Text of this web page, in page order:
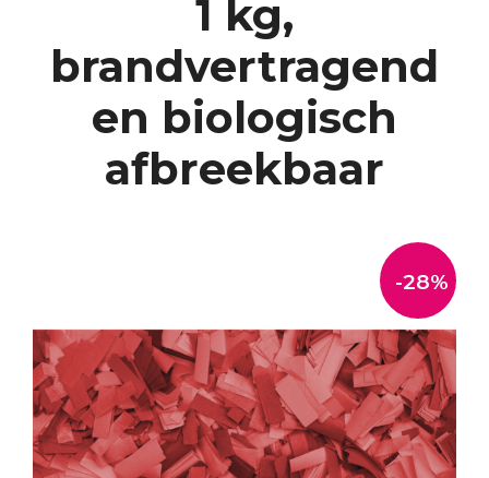
1 kg,
brandvertragend
en biologisch
afbreekbaar
-28%